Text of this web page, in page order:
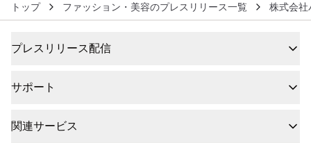
トップ ファッション・美容のプレスリリース一覧 株式会
プレスリリース配信
サポート
関連サービス